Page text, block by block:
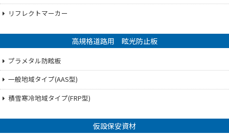
リフレクトマーカー
高規格道路用 眩光防止板
プラメタル防眩板
一般地域タイプ(AAS型)
積雪寒冷地域タイプ(FRP型)
仮設保安資材